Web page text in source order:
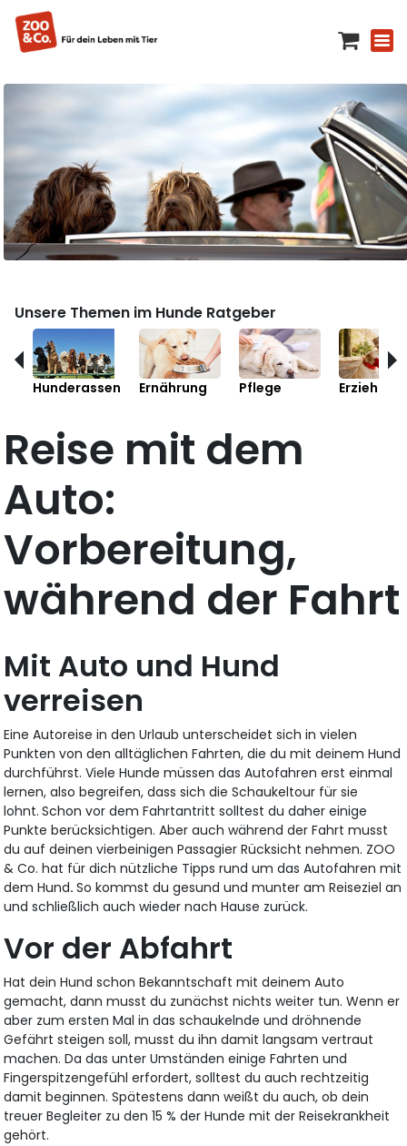
Unsere Themen im Hunde Ratgeber
Hunderassen Ernährung Pflege Erziehung
Reise mit dem
Auto:
Vorbereitung,
während der Fahrt
Mit Auto und Hund
verreisen
Eine Autoreise in den Urlaub unterscheidet sich in vielen
Punkten von den alltäglichen Fahrten, die du mit deinem Hund
durchführst. Viele Hunde müssen das Autofahren erst einmal
lernen, also begreifen, dass sich die Schaukeltour für sie
lohnt. Schon vor dem Fahrtantritt solltest du daher einige
Punkte berücksichtigen. Aber auch während der Fahrt musst
du auf deinen vierbeinigen Passagier Rücksicht nehmen. ZOO
& Co. hat für dich nützliche Tipps rund um das Autofahren mit
dem Hund.So kommst du gesund und munter am Reiseziel an
und schließlich auch wieder nach Hause zurück.
Vor der Abfahrt
Hat dein Hund schon Bekanntschaft mit deinem Auto
gemacht, dann musst du zunächst nichts weiter tun. Wenn er
aber zum ersten Mal in das schaukelnde und dröhnende
Gefährt steigen soll, musst du ihn damit langsam vertraut
machen. Da das unter Umständen einige Fahrten und
Fingerspitzengefühl erfordert, solltest du auch rechtzeitig
damit beginnen. Spätestens dann weißt du auch, ob dein
treuer Begleiter zu den 15 % der Hunde mit der Reisekrankheit
gehört.